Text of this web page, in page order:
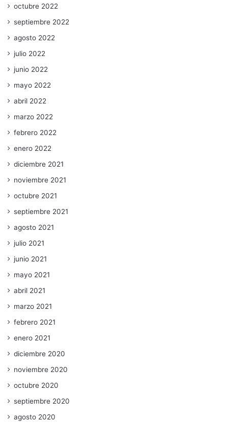
octubre 2022
septiembre 2022
agosto 2022
julio 2022
junio 2022
mayo 2022
abril 2022
marzo 2022
febrero 2022
enero 2022
diciembre 2021
noviembre 2021
octubre 2021
septiembre 2021
agosto 2021
julio 2021
junio 2021
mayo 2021
abril 2021
marzo 2021
febrero 2021
enero 2021
diciembre 2020
noviembre 2020
octubre 2020
septiembre 2020
agosto 2020